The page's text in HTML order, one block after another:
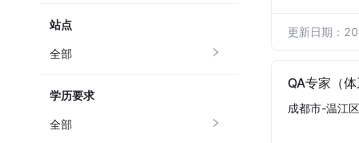
站点
全部
学历要求
全部
更新日期：
成都市-温江区